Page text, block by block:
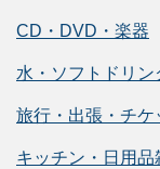
CD・DVD・楽器
水・ソフトドリン
旅行・出張・チケ
キッチン・日用品